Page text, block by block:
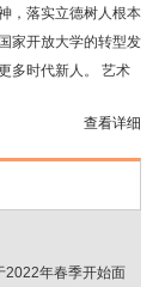
，落实立德树人根本
家开放大学的转型发
多时代新人。 艺术
查看详细
2022年春季开始面